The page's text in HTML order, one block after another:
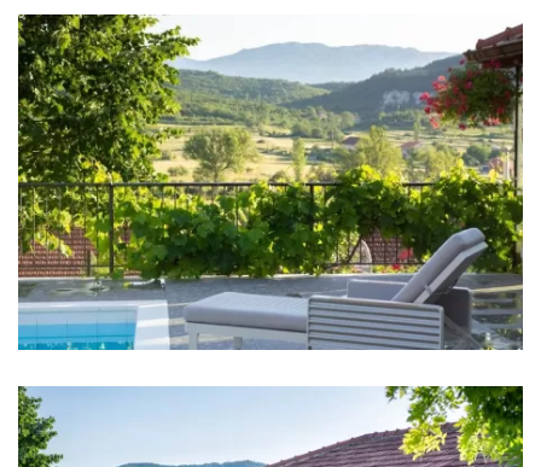
Flughafen: 55 km
Autobahn: 10 km
Schlafzimmer
Schlafzimmer 1: Doppelbett: 1
Schlafzimmer 2: Doppelbett: 1
Schlafzimmer 3: Doppelbett: 1